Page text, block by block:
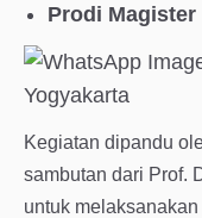
Prodi Magister
Kegiatan dipandu
sambutan dari Prof.
untuk melaksanakan